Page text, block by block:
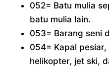
052= Batu mulia
batu mulia lain.
053= Barang seni
054= Kapal
helikopter, jet ski,